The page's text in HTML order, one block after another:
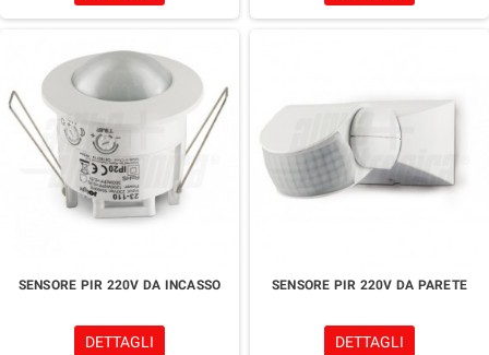
SENSORE PIR 220V DA INCASSO
DETTAGLI
SENSORE PIR 220V DA PARETE
DETTAGLI